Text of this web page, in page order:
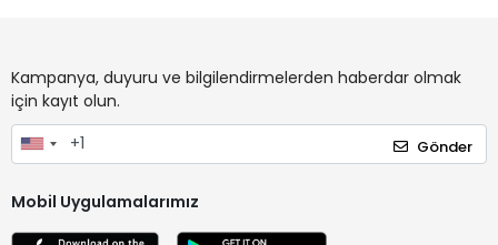
Kampanya, duyuru ve bilgilendirmelerden haberdar olmak
için kayıt olun.
Gönder
Mobil Uygulamalarımız